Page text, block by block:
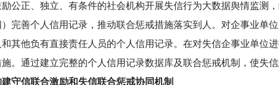
公正、独立、有条件的社会机构开展失信行为大数据舆情监测
善个人信用记录，推动联合惩戒措施落实到人。对企事业单位
其他负有直接责任人员的个人信用记录。在对失信企事业单位
。通过建立完整的个人信用记录数据库及联合惩戒机制，使失信
信联合激励和失信联合惩戒协同机制